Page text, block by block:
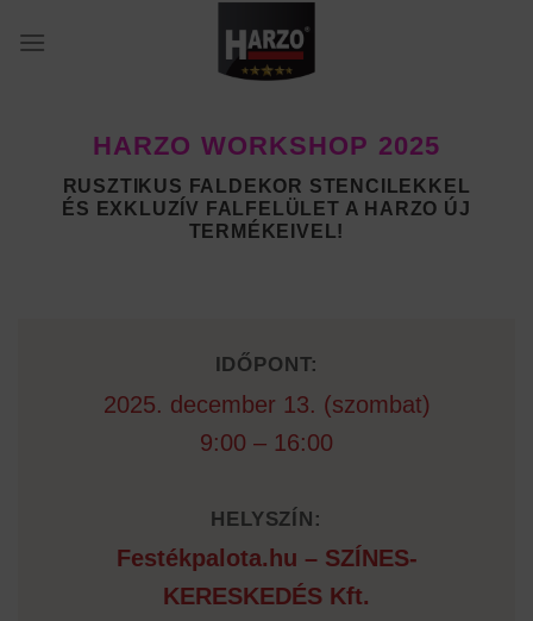
HARZO WORKSHOP 2025
RUSZTIKUS FALDEKOR STENCILEKKEL
ÉS EXKLUZÍV FALFELÜLET A HARZO ÚJ
TERMÉKEIVEL!
IDŐPONT:
2025. december 13. (szombat)
9:00 – 16:00
HELYSZÍN:
Festékpalota.hu – SZÍNES-
KERESKEDÉS Kft.